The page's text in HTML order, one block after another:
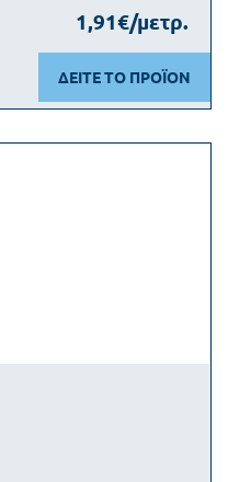
1,91€/μετρ.
ΔΕΙΤΕ ΤΟ ΠΡΟΪΟΝ